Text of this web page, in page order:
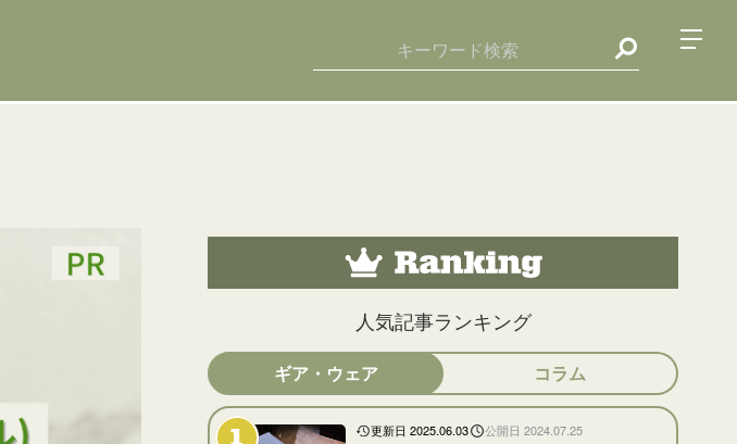
人気記事ランキング
ギア・ウェア コラム
更新日 2025.06.03 公開日 2024.07.25